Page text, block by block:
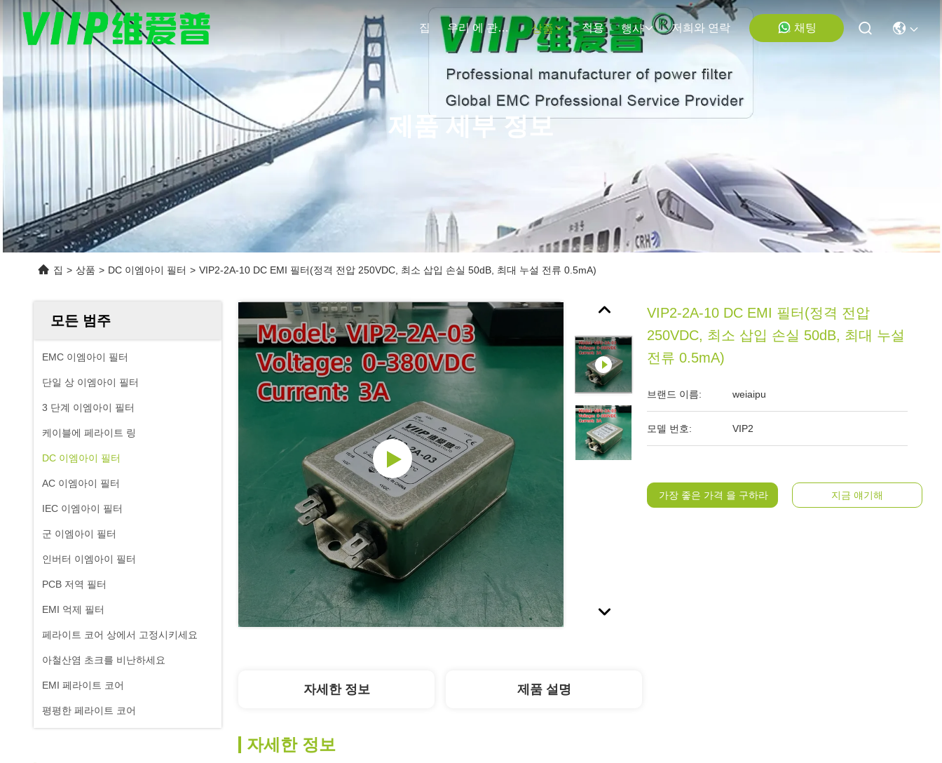
집 우리 에 관한 것 상품 적용 행사 저희와 연락 채팅
제품 세부 정보
집 > 상품 > DC 이엠아이 필터 > VIP2-2A-10 DC EMI 필터(정격 전압 250VDC, 최소 삽입 손실 50dB, 최대 누설 전류 0.5mA)
모든 범주
EMC 이엠아이 필터
단일 상 이엠아이 필터
3 단계 이엠아이 필터
케이블에 페라이트 링
DC 이엠아이 필터
AC 이엠아이 필터
IEC 이엠아이 필터
군 이엠아이 필터
인버터 이엠아이 필터
PCB 저역 필터
EMI 억제 필터
페라이트 코어 상에서 고정시키세요
아철산염 초크를 비난하세요
EMI 페라이트 코어
평평한 페라이트 코어
VIP2-2A-10 DC EMI 필터(정격 전압
250VDC, 최소 삽입 손실 50dB, 최대 누설
전류 0.5mA)
브랜드 이름: weiaipu
모델 번호: VIP2
가장 좋은 가격 을 구하라 지금 얘기해
자세한 정보 제품 설명
자세한 정보